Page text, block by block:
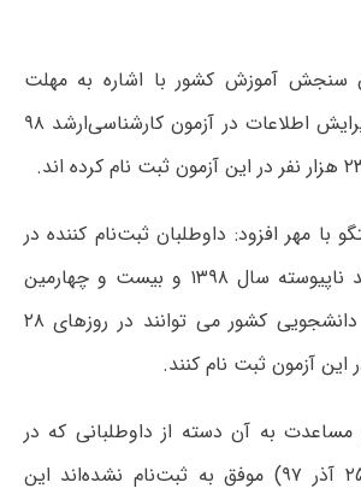
سنجش آموزش کشور با اشاره به مهلت
مجدد ثبت نام و ویرایش اطلاعات در آزمون‌ کارشناسی‌ارشد ۹۸
با مهر افزود: داوطلبان ثبت‌نام کننده در
آزمون‌ کارشناسی‌ارشد ناپیوسته سال ۱۳۹۸ و بیست و چهارمین
دوره المپیاد علمی- دانشجویی کشور می توانند در روزهای ۲۸
این آزمون ثبت نام کنند.
مساعدت به آن دسته از داوطلبانی که در
موعد مقرر (۱۶ تا ۲۵ آذر ۹۷) موفق به ثبت‌نام نشده‌اند این